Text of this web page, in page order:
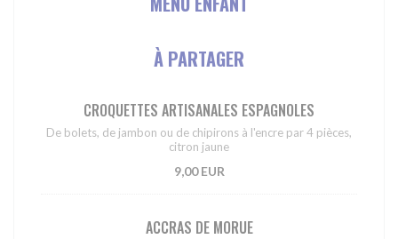
À PARTAGER
CROQUETTES ARTISANALES ESPAGNOLES
De bolets, de jambon ou de chipirons à l'encre par 4 pièces,
citron jaune
9,00 EUR
ACCRAS DE MORUE